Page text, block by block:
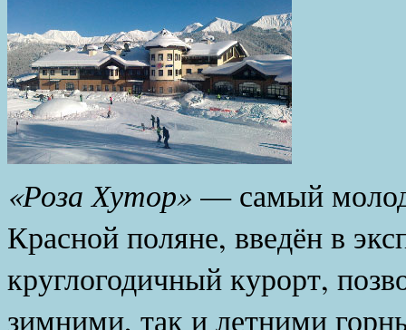
«Роза Хутор» — самый
Красной поляне, введён в
круглогодичный курорт,
зимними, так и летними